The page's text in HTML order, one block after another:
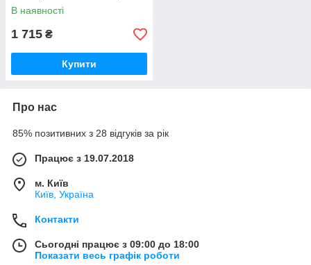
В наявності
1 715 ₴
Купити
Про нас
85% позитивних з 28 відгуків за рік
Працює з 19.07.2018
м. Київ
Київ, Україна
Контакти
Сьогодні працює з 09:00 до 18:00
Показати весь графік роботи